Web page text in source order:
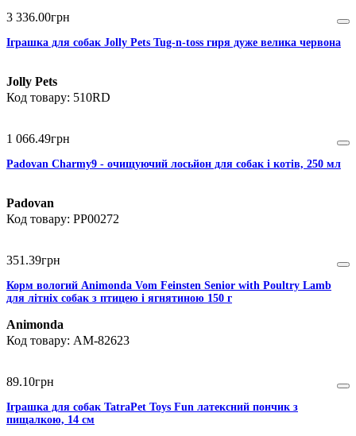
3 336.00грн
Іграшка для собак Jolly Pets Tug-n-toss гиря дуже велика червона
Jolly Pets
510RD
1 066.49грн
Padovan Charmy9 - очищуючий лосьйон для собак і котів, 250 мл
Padovan
PP00272
351 .39грн
Корм вологий Animonda Vom Feinsten Senior with Poultry Lamb
для літніх собак з птицею і ягнятиною 150 г
Animonda
AM-82623
89.10грн
Іграшка для собак TatraPet Toys Fun латексний пончик з
пищалкою, 14 см